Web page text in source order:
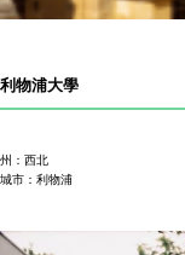
利物浦大學
州：西北
城市：利物浦